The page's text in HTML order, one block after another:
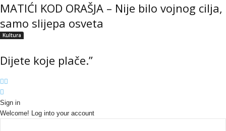
MATIĆI KOD ORAŠJA – Nije bilo vojnog cilja,
samo slijepa osveta
Kultura
Dijete koje plače.”
Sign in
Welcome! Log into your account